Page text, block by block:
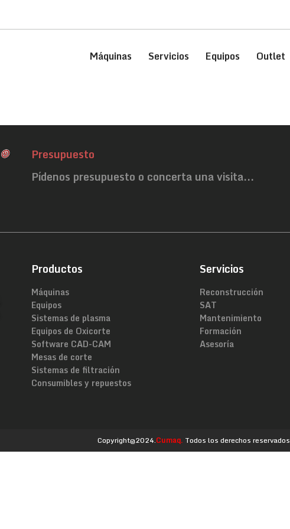
Máquinas Servicios Equipos Outlet
Presupuesto
Pídenos presupuesto o concerta una visita...
Productos
Máquinas
Equipos
Sistemas de plasma
Equipos de Oxicorte
Software CAD-CAM
Mesas de corte
Sistemas de filtración
Consumibles y repuestos
Servicios
Reconstrucción
SAT
Mantenimiento
Formación
Asesoría
Copyright@2024.Cumaq. Todos los derechos reservados